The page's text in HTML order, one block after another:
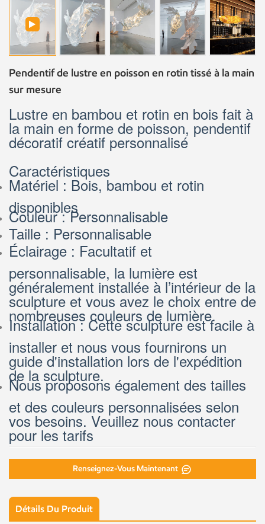
Pendentif de lustre en poisson en rotin tissé à la main
sur mesure
Lustre en bambou et rotin en bois fait à
la main en forme de poisson, pendentif
décoratif créatif personnalisé
Caractéristiques
Matériel : Bois, bambou et rotin
disponibles
Couleur : Personnalisable
Taille : Personnalisable
Éclairage : Facultatif et
personnalisable, la lumière est
généralement installée à l’intérieur de la
sculpture et vous avez le choix entre de
nombreuses couleurs de lumière.
Installation : Cette sculpture est facile à
installer et nous vous fournirons un
guide d'installation lors de l'expédition
de la sculpture.
Nous proposons également des tailles
et des couleurs personnalisées selon
vos besoins. Veuillez nous contacter
pour les tarifs
Renseignez-Vous Maintenant
Détails Du Produit